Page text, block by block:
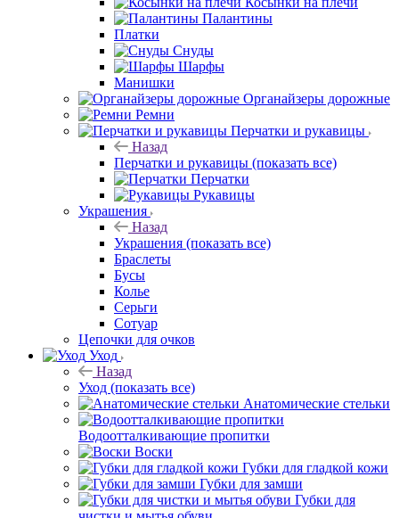
Палантины
Платки
Снуды
Шарфы
Манишки
Органайзеры дорожные
Ремни
Перчатки и рукавицы
Назад
Перчатки и рукавицы (показать все)
Перчатки
Рукавицы
Украшения
Назад
Украшения (показать все)
Браслеты
Бусы
Колье
Серьги
Сотуар
Цепочки для очков
Уход
Назад
Уход (показать все)
Анатомические стельки
Водоотталкивающие пропитки
Воски
Губки для гладкой кожи
Губки для замши
Губки для